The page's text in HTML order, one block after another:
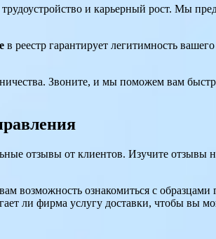
и карьерный рост. Мы
в реестр гарантирует легитимность
Звоните, и мы поможем вам
отзывы от клиентов. Изучите отзывы
возможность ознакомиться с образцами
ли фирма услугу доставки, чтобы вы